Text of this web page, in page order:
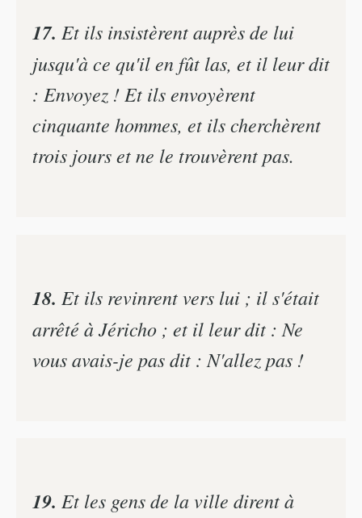
17. Et ils insistèrent auprès de lui
jusqu'à ce qu'il en fût las, et il leur dit
: Envoyez ! Et ils envoyèrent
cinquante hommes, et ils cherchèrent
trois jours et ne le trouvèrent pas.
18. Et ils revinrent vers lui ; il s'était
arrêté à Jéricho ; et il leur dit : Ne
vous avais-je pas dit : N'allez pas !
19. Et les gens de la ville dirent à